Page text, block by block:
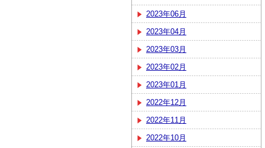
2023年06月
2023年04月
2023年03月
2023年02月
2023年01月
2022年12月
2022年11月
2022年10月